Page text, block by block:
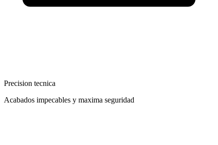
Precision tecnica
Acabados impecables y maxima seguridad